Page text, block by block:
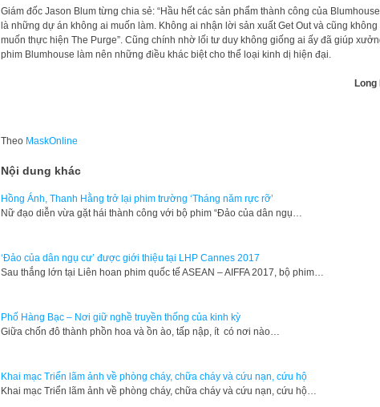
Giám đốc Jason Blum từng chia sẻ: “Hầu hết các sản phẩm thành công của
là những dự án không ai muốn làm. Không ai nhận lời sản xuất Get Out và cũng không
muốn thực hiện The Purge”. Cũng chính nhờ lối tư duy không giống ai ấy đã giúp
phim Blumhouse làm nên những điều khác biệt cho thể loại kinh dị hiện đại.
Long
Theo MaskOnline
Nội dung khác
Hồng Ánh, Thanh Hằng trở lại phim trường ‘Tháng năm rực rỡ’
Nữ đạo diễn vừa gặt hái thành công với bộ phim “Đảo của dân ngụ…
‘Đảo của dân ngụ cư’ được giới thiệu tại LHP Cannes 2017
Sau thắng lớn tại Liên hoan phim quốc tế ASEAN – AIFFA 2017, bộ phim…
Phố Hàng Bạc – Nơi giữ nghề truyền thống của kinh kỳ
Giữa chốn đô thành phồn hoa và ồn ào, tấp nập, ít có nơi nào…
Khai mạc Triển lãm ảnh về phòng cháy, chữa cháy và cứu nạn, cứu hộ
Khai mạc Triển lãm ảnh về phòng cháy, chữa cháy và cứu nạn, cứu hộ…